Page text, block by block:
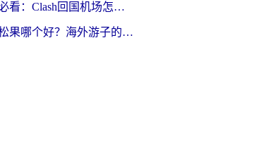
海外党必看：Clash回国机场怎么选？一篇搞定无缝访问国内资源的全攻略
穿梭和松果哪个好？海外游子的数字归乡路，到底该怎么选